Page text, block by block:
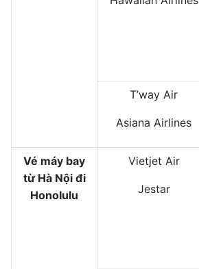
T’way Air
Asiana Airlines
Vé máy bay
từ Hà Nội đi
Honolulu
Vietjet Air
Jestar